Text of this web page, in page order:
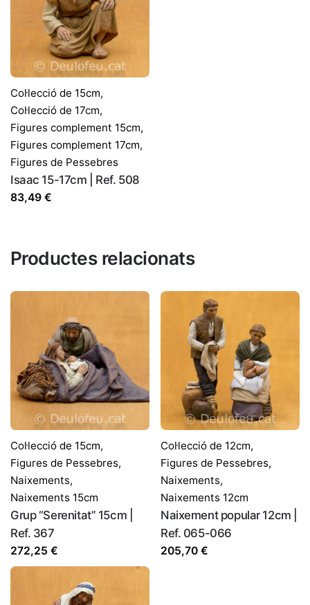
Col·lecció de 15cm,
Col·lecció de 17cm,
Figures complement 15cm,
Figures complement 17cm,
Figures de Pessebres
Isaac 15-17cm | Ref. 508
83,49 €
Productes relacionats
Col·lecció de 15cm,
Figures de Pessebres,
Naixements,
Naixements 15cm
Grup “Serenitat” 15cm |
Ref. 367
272,25 €
Col·lecció de 12cm,
Figures de Pessebres,
Naixements,
Naixements 12cm
Naixement popular 12cm |
Ref. 065-066
205,70 €